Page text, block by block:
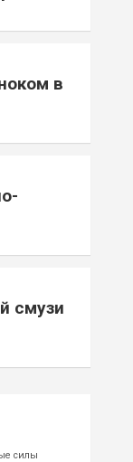
в
смузи
силы